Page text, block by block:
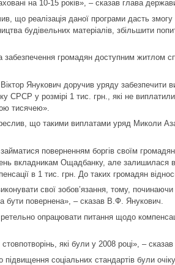
на 10-15 років», – сказав глава
що реалізація даної програми дасть змогу
будівельних матеріалів, збільшити
забезпечення громадян доступним житлом
Янукович доручив уряду забезпечити
СРСР у розмірі 1 тис. грн., які не виплатили
тисячею».
що такими виплатами уряд Миколи
поверненням боргів своїм
вкладникам Ощадбанку, але залишилася
в 1 тис. грн. До таких громадян
свої зобов’язання, тому, починаючи
бути повернена», – сказав В.Ф. Янукович.
опрацювати питання щодо
які були у 2008 році», –
підвищення соціальних стандартів були